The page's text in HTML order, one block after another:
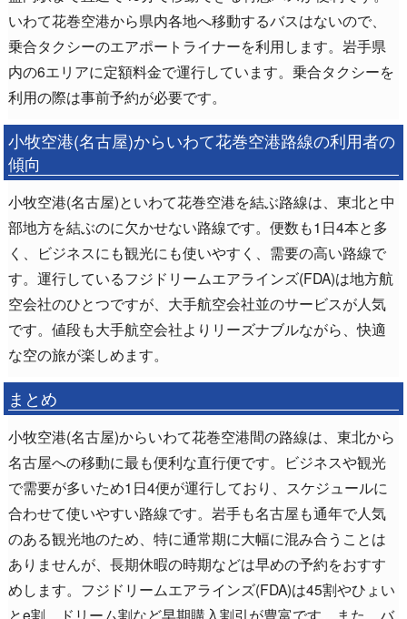
いわて花巻空港から県内各地へ移動するバスはないので、
乗合タクシーのエアポートライナーを利用します。岩手県
内の6エリアに定額料金で運行しています。乗合タクシーを
利用の際は事前予約が必要です。
小牧空港(名古屋)からいわて花巻空港路線の利用者の
傾向
小牧空港(名古屋)といわて花巻空港を結ぶ路線は、東北と中
部地方を結ぶのに欠かせない路線です。便数も1日4本と多
く、ビジネスにも観光にも使いやすく、需要の高い路線で
す。運行しているフジドリームエアラインズ(FDA)は地方航
空会社のひとつですが、大手航空会社並のサービスが人気
です。値段も大手航空会社よりリーズナブルながら、快適
な空の旅が楽しめます。
まとめ
小牧空港(名古屋)からいわて花巻空港間の路線は、東北から
名古屋への移動に最も便利な直行便です。ビジネスや観光
で需要が多いため1日4便が運行しており、スケジュールに
合わせて使いやすい路線です。岩手も名古屋も通年で人気
のある観光地のため、特に通常期に大幅に混み合うことは
ありませんが、長期休暇の時期などは早めの予約をおすす
めします。フジドリームエアラインズ(FDA)は45割やひょい
とe割、ドリーム割など早期購入割引が豊富です。また、バ